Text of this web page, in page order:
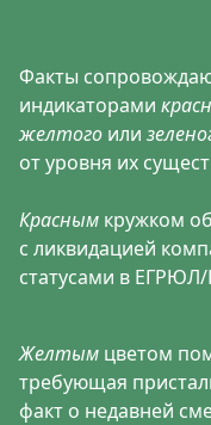
Факты
индикаторами
желтого или
от уровня их
Красным кружком
с ликвидацией
статусами в
Желтым цветом
требующая
факт о недавней